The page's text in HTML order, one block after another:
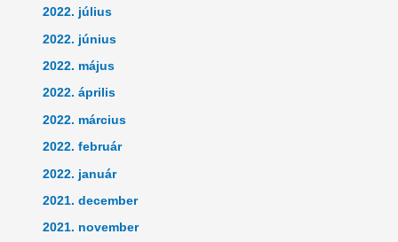
2022. július
2022. június
2022. május
2022. április
2022. március
2022. február
2022. január
2021. december
2021. november